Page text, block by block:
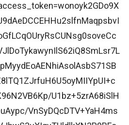
U1bz+5zrA68iSlH
VnSyDQcDTV+YaH4ms